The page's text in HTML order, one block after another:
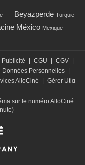
Beyazperde Turquie
México Mexique
Publicité CGU CGV
Données Personnelles
AlloCiné
Gérer Utiq
sur le numéro AlloCiné :